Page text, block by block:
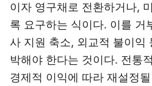
이자 영구채로 전환하거나,
록 요구하는 식이다. 이를 거
사 지원 축소, 외교적 불이익
박해야 한다는 것이다. 전통
경제적 이익에 따라 재설정